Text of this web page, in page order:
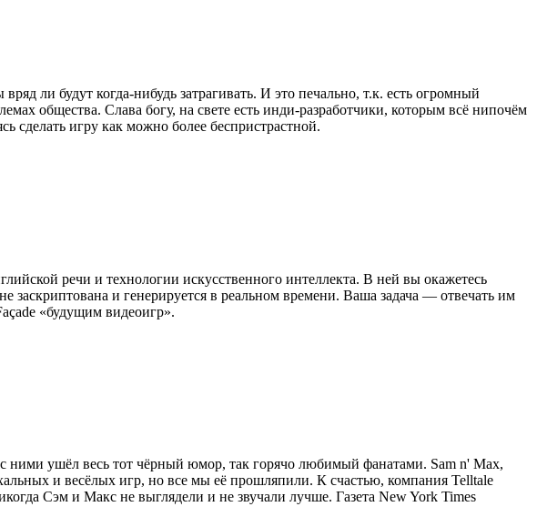
ли будут когда-нибудь затрагивать. И это печально, т.к. есть огромный
общества. Слава богу, на свете есть инди-разработчики, которым всё нипочём
сделать игру как можно более беспристрастной.
речи и технологии искусственного интеллекта. В ней вы окажетесь
и генерируется в реальном времени. Ваша задача — отвечать им
«будущим видеоигр».
ними ушёл весь тот чёрный юмор, так горячо любимый фанатами. Sam n' Max,
и весёлых игр, но все мы её прошляпили. К счастью, компания Telltale
Сэм и Макс не выглядели и не звучали лучше. Газета New York Times